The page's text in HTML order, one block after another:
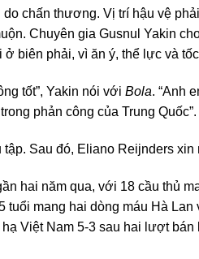
chấn thương. Vị trí hậu vệ
Chuyên gia Gusnul Yakin
biên phải, vì ăn ý, thể lực và
tốt”, Yakin nói với Bola. “Anh
phản công của Trung Quốc”.
Sau đó, Eliano Reijnders xin
hai năm qua, với 18 cầu thủ
tuổi mang hai dòng máu Hà
Việt Nam 5-3 sau hai lượt bán